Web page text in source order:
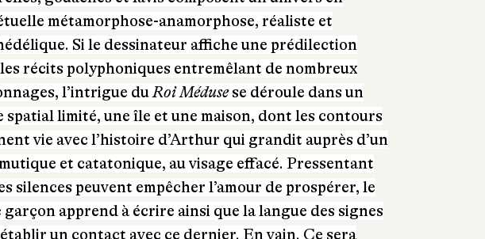
métamorphose-anamorphose, réaliste et
Si le dessinateur affiche une prédilection
récits polyphoniques entremêlant de nombreux
l’intrigue duRoi Médusese déroule dans un
spatial limité, une île et une maison, dont les contours
vie avec l’histoire d’Arthur qui grandit auprès d’un
et catatonique, au visage effacé. Pressentant
silences peuvent empêcher l’amour de prospérer, le
garçon apprend à écrire ainsi que la langue des signes
un contact avec ce dernier. En vain. Ce sera